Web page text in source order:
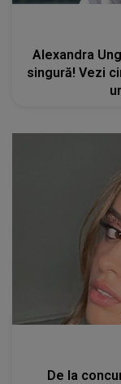
Alexandra
singură! Vezi
De la